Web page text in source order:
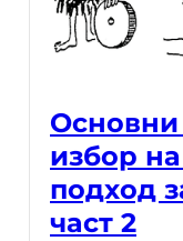
избор
подход
част 2